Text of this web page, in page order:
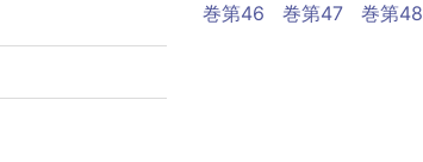
巻第46
巻第47 巻第48